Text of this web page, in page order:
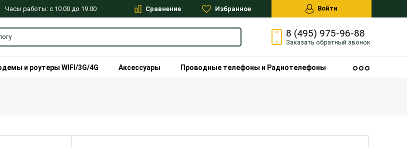
Часы работы: с 10.00 до 19.00 Сравнение Избранное Войти
8 (495) 975-96-88
Заказать обратный звонок
и роутеры WIFI/3G/4G Аксессуары Проводные телефоны и Радиотелефоны